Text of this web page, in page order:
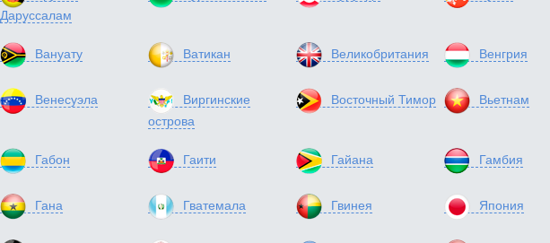
Даруссалам
Вануату Ватикан Великобритания Венгрия
Венесуэла
Виргинские
острова
Восточный Тимор Вьетнам
Габон Гаити Гайана Гамбия
Гана Гватемала Гвинея Япония